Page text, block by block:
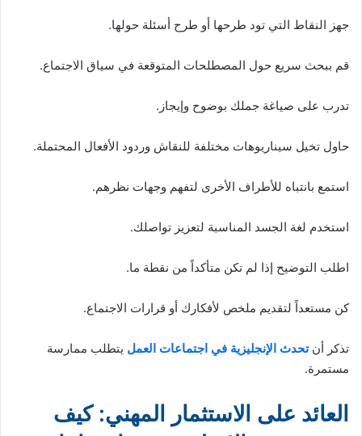
جهز النقاط التي تود طرحها أو طرح أسئلة حولها.
قم ببحث سريع حول المصطلحات المتوقعة في سياق الاجتماع.
تدرب على صياغة جملك بوضوح وإيجاز.
حاول تخيل سيناريوهات مختلفة للنقاش وردود الأفعال المحتملة.
استمع بانتباه للأطراف الأخرى لتفهم وجهات نظرهم.
استخدم لغة الجسد المناسبة لتعزيز تواصلك.
اطلب التوضيح إذا لم تكن متأكداً من نقطة ما.
كن مستعداً لتقديم ملخص لأفكارك أو قرارات الاجتماع.
تذكر أنتحدث الإنجليزية في اجتماعات العمل يتطلب ممارسة
مستمرة.
العائد على الاستثمار المهني: كيف